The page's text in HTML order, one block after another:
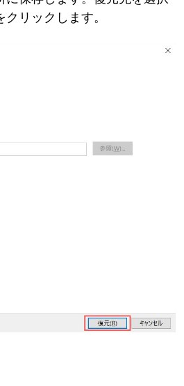
リックします。